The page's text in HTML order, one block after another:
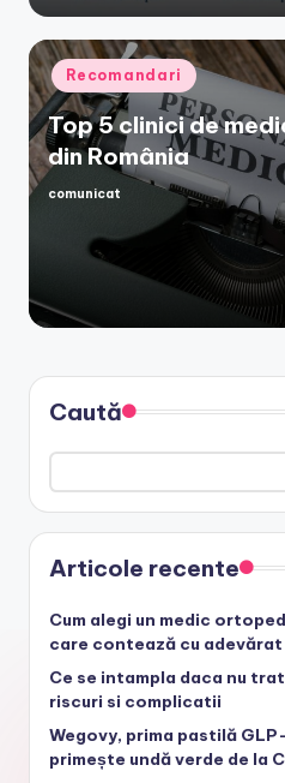
Posted
in
Recomandari
Top 5 clinici de
din România
Posted
comunicat
Caută
Articole recente
Cum alegi un medic
care contează cu adevărat
Ce se intampla daca nu
riscuri si complicatii
Wegovy, prima pastilă
primește undă verde de la